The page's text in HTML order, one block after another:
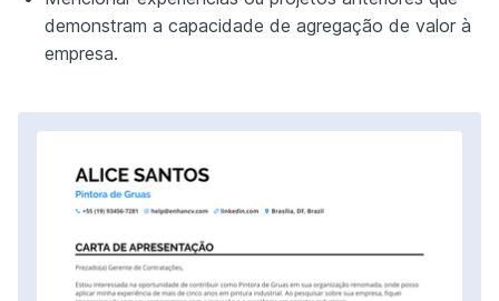
demonstram a capacidade de agregação de valor à
empresa.